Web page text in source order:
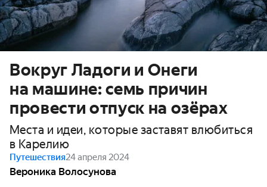
Вокруг Ладоги и Онеги
на машине: семь причин
провести отпуск на озёрах
Места и идеи, которые заставят влюбиться
в Карелию
Путешествия24 апреля 2024
Вероника Волосунова